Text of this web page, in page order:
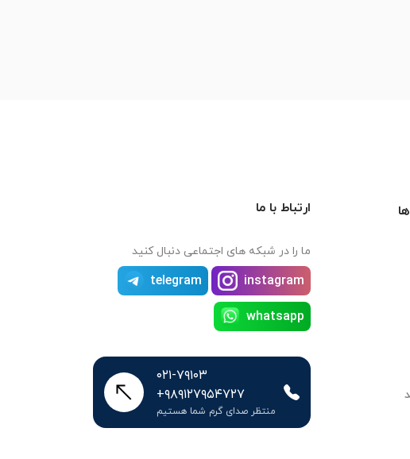
ارتباط با ما
ما را در شبکه های اجتماعی دنبال کنید
instagram
telegram
whatsapp
۰۲۱-۷۹۱۰۳
+۹۸۹۱۲۷۹۵۴۷۲۷
منتظر صدای گرم شما هستیم